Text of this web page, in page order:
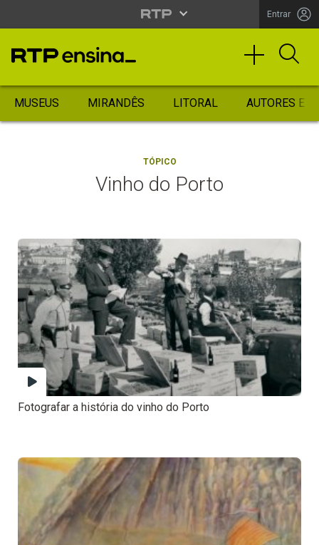
Entrar
MUSEUS MIRANDÊS LITORAL AUTORES
TÓPICO
Vinho do Porto
Fotografar a história do vinho do Porto